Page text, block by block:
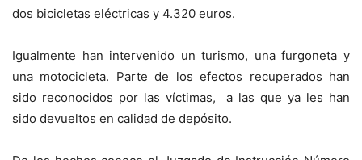
dos bicicletas eléctricas y 4.320 euros.
Igualmente han intervenido un turismo, una furgoneta y
una motocicleta. Parte de los efectos recuperados han
sido reconocidos por las víctimas, a las que ya les han
sido devueltos en calidad de depósito.